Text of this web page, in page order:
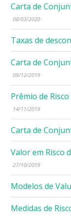
Carta de
08/03/2020
Taxas de
Carta de
09/12/2019
Prêmio de
14/11/2019
Carta de
Valor em Risco
27/10/2019
Modelos de
Medidas de